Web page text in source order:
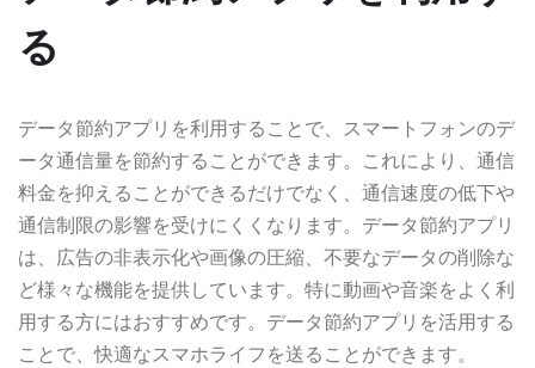
る
データ節約アプリを利用することで、スマートフォンのデ
ータ通信量を節約することができます。これにより、通信
料金を抑えることができるだけでなく、通信速度の低下や
通信制限の影響を受けにくくなります。データ節約アプリ
は、広告の非表示化や画像の圧縮、不要なデータの削除な
ど様々な機能を提供しています。特に動画や音楽をよく利
用する方にはおすすめです。データ節約アプリを活用する
ことで、快適なスマホライフを送ることができます。